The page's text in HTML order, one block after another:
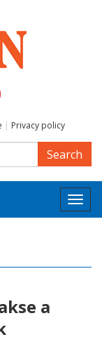
| Privacy policy
Search
a